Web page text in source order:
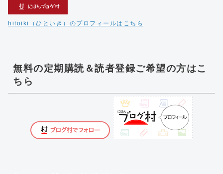
hitoiki（ひといき）のプロフィールはこちら
無料の定期購読＆読者登録ご希望の方はこ
ちら